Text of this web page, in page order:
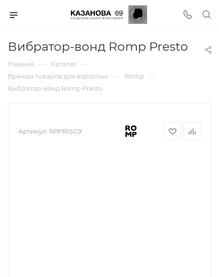
Вибратор-вонд Romp Presto
Главная — Каталог —
Бренды товаров для взрослых — Romp —
Вибратор-вонд Romp Presto
Артикул: RPPR1SG9